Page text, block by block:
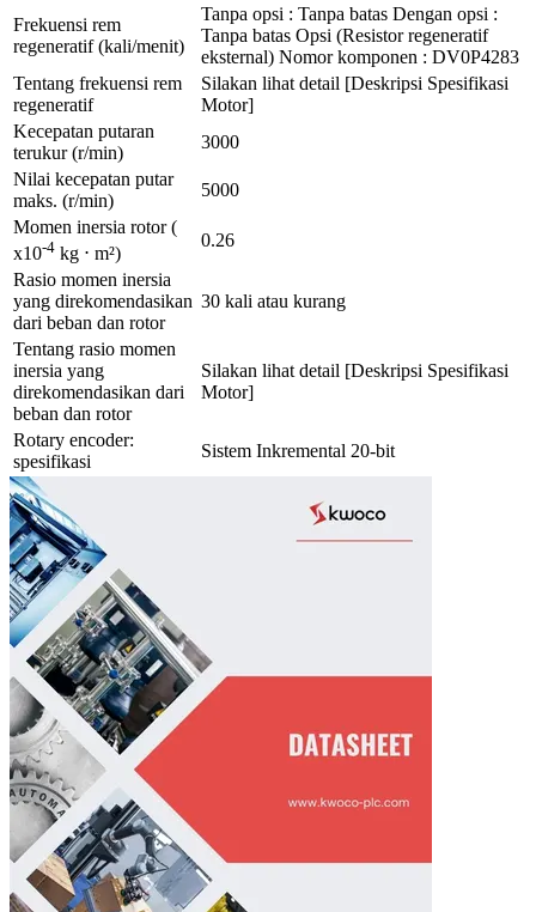
Frekuensi rem
regeneratif (kali/menit)
Tanpa opsi : Tanpa batas Dengan opsi :
Tanpa batas Opsi (Resistor regeneratif
eksternal) Nomor komponen : DV0P4283
Tentang frekuensi rem
regeneratif
Silakan lihat detail [Deskripsi Spesifikasi
Motor]
Kecepatan putaran
terukur (r/min)
3000
Nilai kecepatan putar
maks. (r/min)
5000
Momen inersia rotor (
x10-4 kg ⋅ m²)
0.26
Rasio momen inersia
yang direkomendasikan
dari beban dan rotor
30 kali atau kurang
Tentang rasio momen
inersia yang
direkomendasikan dari
beban dan rotor
Silakan lihat detail [Deskripsi Spesifikasi
Motor]
Rotary encoder:
spesifikasi
Sistem Inkremental 20-bit